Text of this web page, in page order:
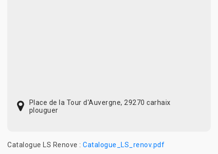
Place de la Tour d'Auvergne, 29270 carhaix
plouguer
Catalogue LS Renove : Catalogue_LS_renov.pdf